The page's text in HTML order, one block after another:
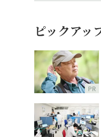
ピックアッ
PR